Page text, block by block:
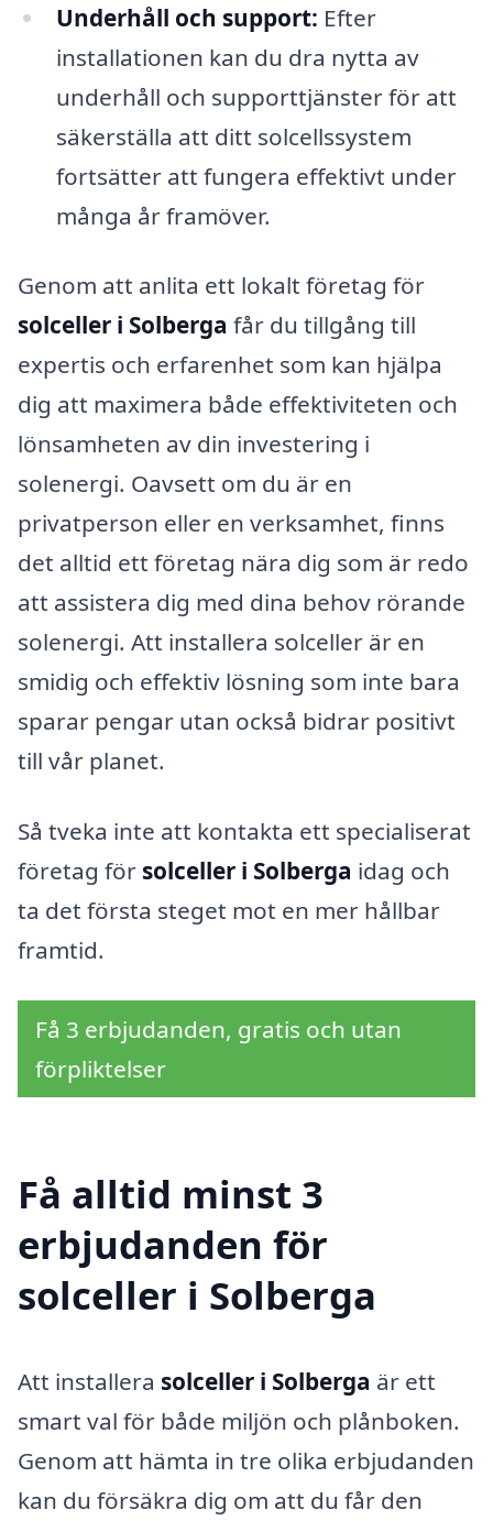
Underhåll och support: Efter
installationen kan du dra nytta av
underhåll och supporttjänster för att
säkerställa att ditt solcellssystem
fortsätter att fungera effektivt under
många år framöver.
Genom att anlita ett lokalt företag för
solceller i Solberga får du tillgång till
expertis och erfarenhet som kan hjälpa
dig att maximera både effektiviteten och
lönsamheten av din investering i
solenergi. Oavsett om du är en
privatperson eller en verksamhet, finns
det alltid ett företag nära dig som är redo
att assistera dig med dina behov rörande
solenergi. Att installera solceller är en
smidig och effektiv lösning som inte bara
sparar pengar utan också bidrar positivt
till vår planet.
Så tveka inte att kontakta ett specialiserat
företag för solceller i Solberga idag och
ta det första steget mot en mer hållbar
framtid.
Få 3 erbjudanden, gratis och utan
förpliktelser
Få alltid minst 3
erbjudanden för
solceller i Solberga
Att installera solceller i Solberga är ett
smart val för både miljön och plånboken.
Genom att hämta in tre olika erbjudanden
kan du försäkra dig om att du får den